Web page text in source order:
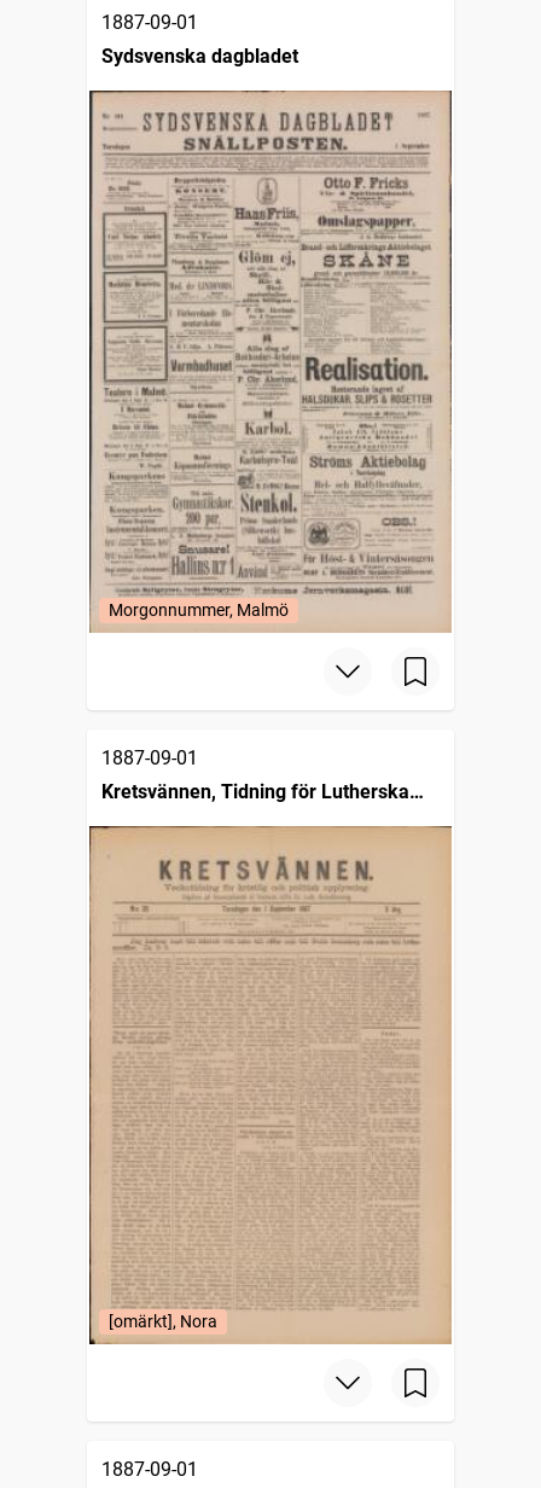
1887-09-01
Sydsvenska dagbladet
Morgonnummer, Malmö
1887-09-01
Kretsvännen, Tidning för Lutherska
[omärkt], Nora
1887-09-01